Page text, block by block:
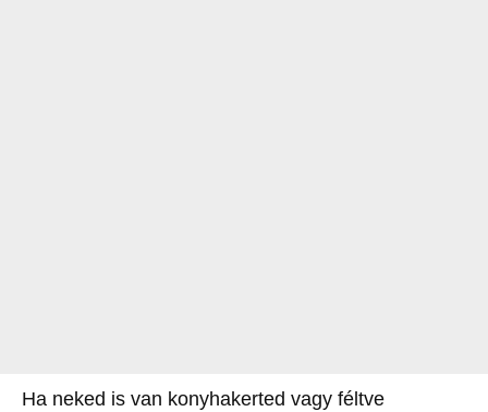
Ha neked is van konyhakerted vagy féltve